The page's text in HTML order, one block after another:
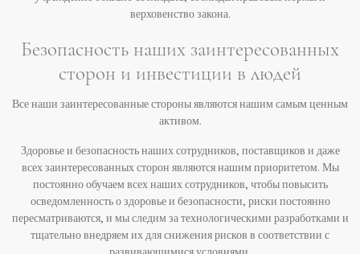
верховенство закона.
Безопасность наших заинтересованных
сторон и инвестиции в людей
Все наши заинтересованные стороны являются нашим самым ценным
активом.
Здоровье и безопасность наших сотрудников, поставщиков и даже
всех заинтересованных сторон являются нашим приоритетом. Мы
постоянно обучаем всех наших сотрудников, чтобы повысить
осведомленность о здоровье и безопасности, риски постоянно
пересматриваются, и мы следим за технологическими разработками и
тщательно внедряем их для снижения рисков в соответствии с